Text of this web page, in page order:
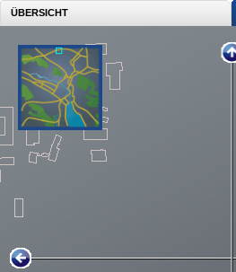
ÜBERSICHT